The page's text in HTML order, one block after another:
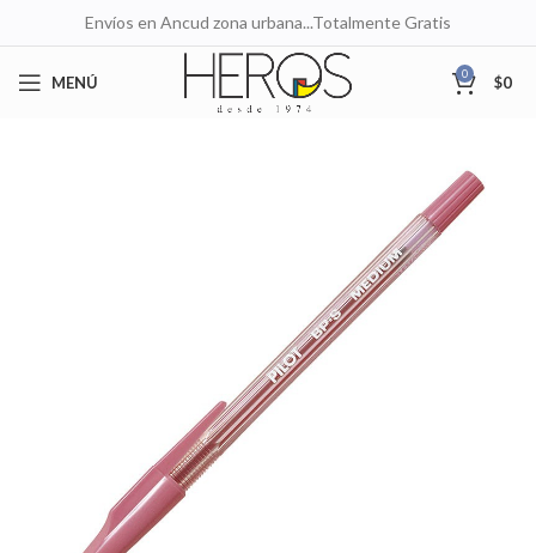
Envíos en Ancud zona urbana...Totalmente Gratis
MENÚ 0 $0